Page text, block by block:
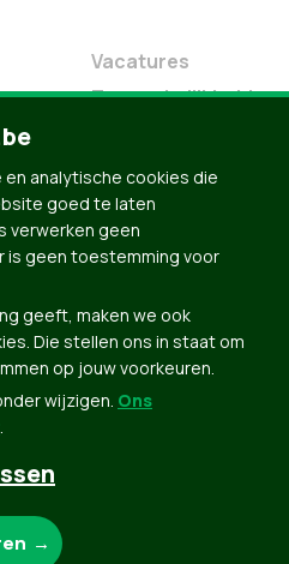
Vacatures
Toegankelijkheid
analytische cookies die
goed te laten
verwerken geen
is geen toestemming voor
geeft, maken we ook
Die stellen ons in staat om
op jouw voorkeuren.
wijzigen. Ons
.